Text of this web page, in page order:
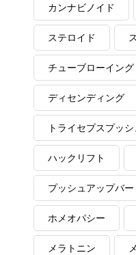
カンナビノイド
ステロイド
チューブローイング
ディセンディング
トライセプスプッ
ハックリフト
プッシュアップバー
ホメオパシー
メラトニン